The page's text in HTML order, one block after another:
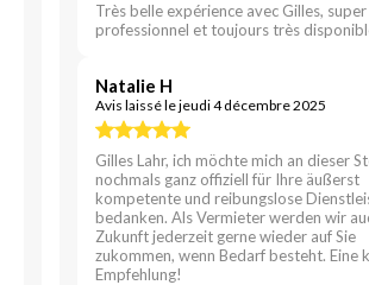
Très belle expérience avec Gilles, super
professionnel et toujours très
Natalie H
Avis laissé le jeudi 4 décembre 2025
Gilles Lahr, ich möchte mich an dieser
nochmals ganz offiziell für Ihre äußerst
kompetente und reibungslose
bedanken. Als Vermieter werden wir
Zukunft jederzeit gerne wieder auf Sie
zukommen, wenn Bedarf besteht. Eine
Empfehlung!